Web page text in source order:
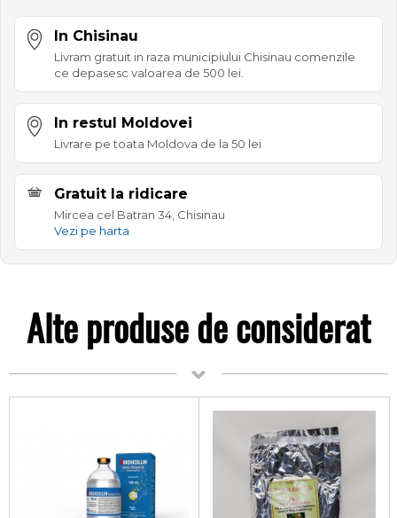
In Chisinau
Livram gratuit in raza municipiului Chisinau comenzile
ce depasesc valoarea de 500 lei.
In restul Moldovei
Livrare pe toata Moldova de la 50 lei
Gratuit la ridicare
Mircea cel Batran 34, Chisinau
Vezi pe harta
Alte produse de considerat